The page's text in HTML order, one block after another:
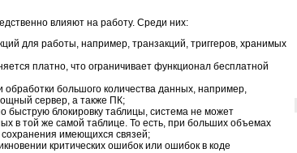
влияют на работу. Среди них:
для работы, например, транзакций, триггеров, хранимых
платно, что ограничивает функционал бесплатной
большого количества данных, например,
сервер, а также ПК;
быструю блокировку таблицы, система не может
в той же самой таблице. То есть, при больших объемах
имеющихся связей;
критических ошибок или ошибок в коде